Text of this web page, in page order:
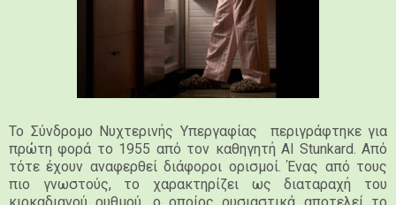
Το Σύνδρομο Νυχτερινής Υπεργαφίας περιγράφτηκε για
πρώτη φορά το 1955 από τον καθηγητή Al Stunkard. Από
τότε έχουν αναφερθεί διάφοροι ορισμοί. Ένας από τους
πιο γνωστούς, το χαρακτηρίζει ως διαταραχή του